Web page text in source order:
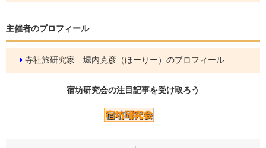
主催者のプロフィール
寺社旅研究家 堀内克彦（ほーりー）のプロフィール
宿坊研究会の注目記事を受け取ろう